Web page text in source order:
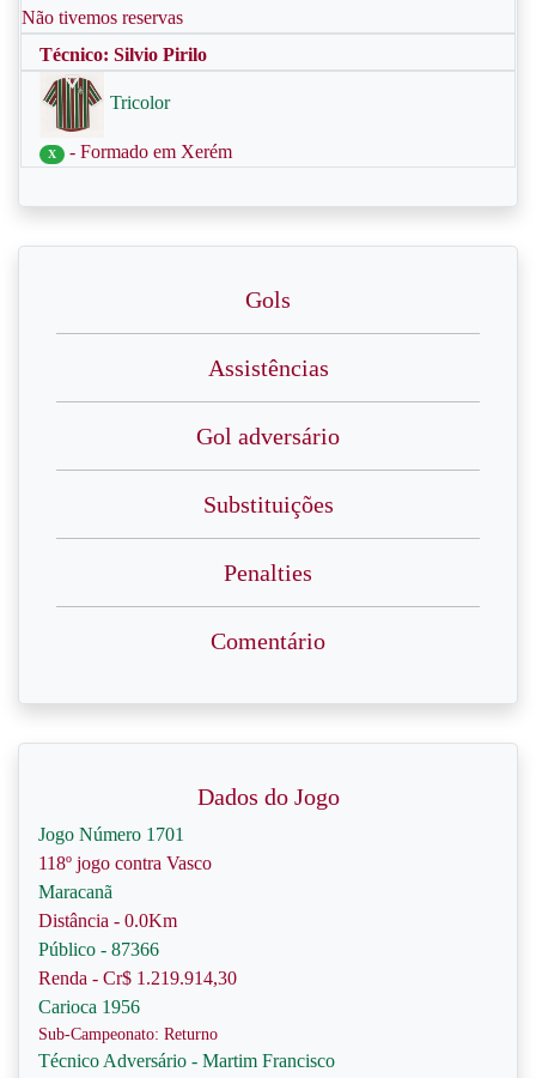
Não tivemos reservas
Técnico: Silvio Pirilo
Tricolor
X - Formado em Xerém
Gols
Assistências
Gol adversário
Substituições
Penalties
Comentário
Dados do Jogo
Jogo Número 1701
118º jogo contra Vasco
Maracanã
Distância - 0.0Km
Público - 87366
Renda - Cr$ 1.219.914,30
Carioca 1956
Sub-Campeonato: Returno
Técnico Adversário - Martim Francisco